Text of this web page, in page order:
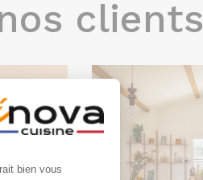
clients